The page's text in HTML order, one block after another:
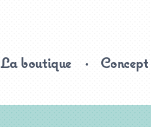
La boutique Concept